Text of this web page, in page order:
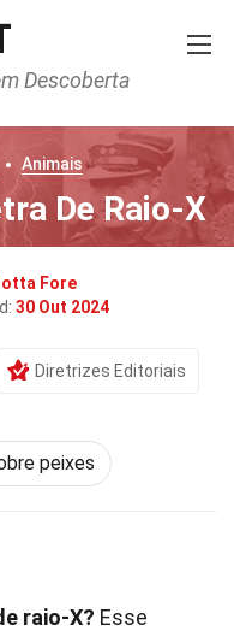
Descoberta
Animais
De Raio-X
Fore
30 Out 2024
Diretrizes Editoriais
peixes
raio-X? Esse